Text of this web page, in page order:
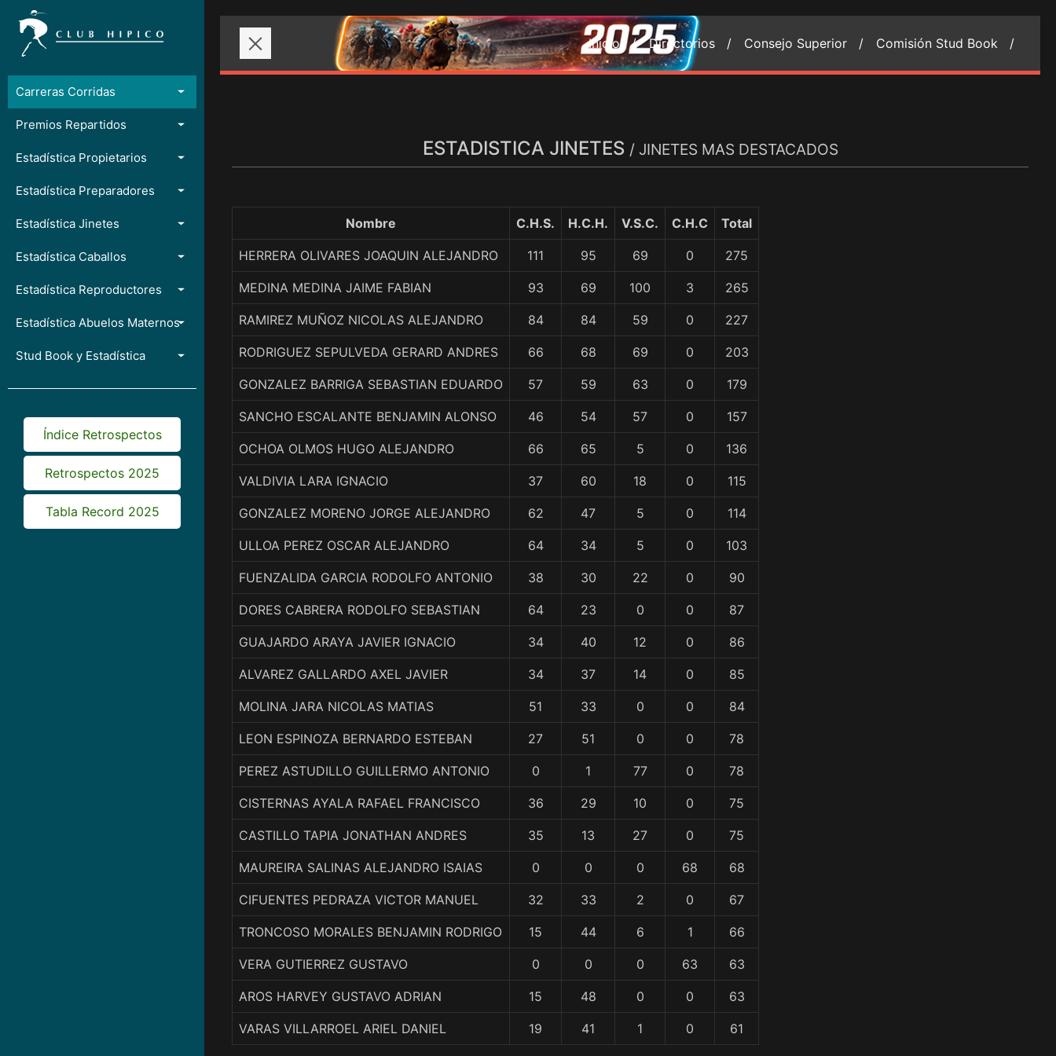
Carreras Corridas
Premios Repartidos
Estadística Propietarios
Estadística Preparadores
Estadística Jinetes
Estadística Caballos
Estadística Reproductores
Estadística Abuelos Maternos
Stud Book y Estadística
Índice Retrospectos
Retrospectos 2025
Tabla Record 2025
Inicio / Directorios / Consejo Superior / Comisión Stud Book /
ESTADISTICA JINETES / JINETES MAS DESTACADOS
Nombre C.H.S. H.C.H. V.S.C. C.H.C Total
HERRERA OLIVARES JOAQUIN ALEJANDRO 111 95 69 0 275
MEDINA MEDINA JAIME FABIAN 93 69 100 3 265
RAMIREZ MUÑOZ NICOLAS ALEJANDRO 84 84 59 0 227
RODRIGUEZ SEPULVEDA GERARD ANDRES 66 68 69 0 203
GONZALEZ BARRIGA SEBASTIAN EDUARDO 57 59 63 0 179
SANCHO ESCALANTE BENJAMIN ALONSO 46 54 57 0 157
OCHOA OLMOS HUGO ALEJANDRO 66 65 5 0 136
VALDIVIA LARA IGNACIO 37 60 18 0 115
GONZALEZ MORENO JORGE ALEJANDRO 62 47 5 0 114
ULLOA PEREZ OSCAR ALEJANDRO 64 34 5 0 103
FUENZALIDA GARCIA RODOLFO ANTONIO 38 30 22 0 90
DORES CABRERA RODOLFO SEBASTIAN 64 23 0 0 87
GUAJARDO ARAYA JAVIER IGNACIO 34 40 12 0 86
ALVAREZ GALLARDO AXEL JAVIER 34 37 14 0 85
MOLINA JARA NICOLAS MATIAS 51 33 0 0 84
LEON ESPINOZA BERNARDO ESTEBAN 27 51 0 0 78
PEREZ ASTUDILLO GUILLERMO ANTONIO 0 1 77 0 78
CISTERNAS AYALA RAFAEL FRANCISCO 36 29 10 0 75
CASTILLO TAPIA JONATHAN ANDRES 35 13 27 0 75
MAUREIRA SALINAS ALEJANDRO ISAIAS 0 0 0 68 68
CIFUENTES PEDRAZA VICTOR MANUEL 32 33 2 0 67
TRONCOSO MORALES BENJAMIN RODRIGO 15 44 6 1 66
VERA GUTIERREZ GUSTAVO 0 0 0 63 63
AROS HARVEY GUSTAVO ADRIAN 15 48 0 0 63
VARAS VILLARROEL ARIEL DANIEL 19 41 1 0 61